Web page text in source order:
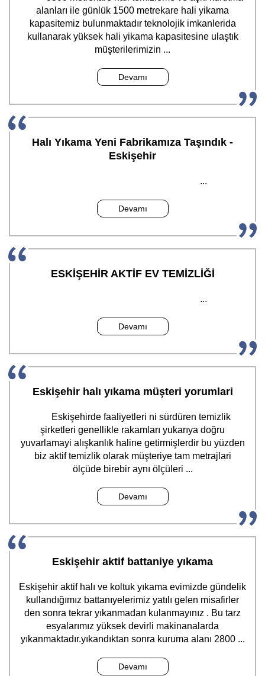
alanları ile günlük 1500 metrekare hali yikama
kapasitemiz bulunmaktadır teknolojik imkanlerida
kullanarak yüksek hali yikama kapasitesine ulaştık
müşterilerimizin ...
Devamı
Halı Yıkama Yeni Fabrikamıza Taşındık -
Eskişehir
...
Devamı
ESKİŞEHİR AKTİF EV TEMİZLİĞİ
...
Devamı
Eskişehir halı yıkama müşteri yorumlari
Eskişehirde faaliyetleri ni sürdüren temizlik
şirketleri genellikle rakamları yukarıya doğru
yuvarlamayi alışkanlık haline getirmişlerdir bu yüzden
biz aktif temizlik olarak müşteriye tam metrajlari
ölçüde birebir aynı ölçüleri ...
Devamı
Eskişehir aktif battaniye yıkama
Eskişehir aktif halı ve koltuk yıkama evimizde gündelik
kullandığımız battanıyelerimiz yatılı gelen misafirler
den sonra tekrar yıkanmadan kulanmayınız . Bu tarz
esyalarımız yüksek devirli makinanalarda
yıkanmaktadır.yıkandıktan sonra kuruma alanı 2800 ...
Devamı